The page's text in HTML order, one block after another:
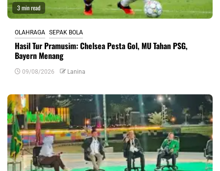
3 min read
OLAHRAGA SEPAK BOLA
Hasil Tur Pramusim: Chelsea Pesta Gol, MU Tahan PSG,
Bayern Menang
09/08/2026 Lanina